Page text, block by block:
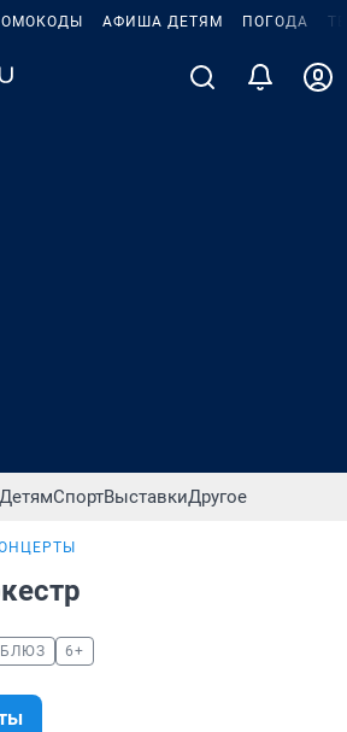
АФИША ДЕТЯМ ПОГОДА
ДетямСпортВыставкиДругое
6+